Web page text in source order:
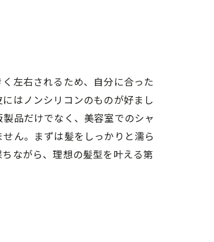
左右されるため、自分に合った
はノンシリコンのものが好まし
品だけでなく、美容室でのシャ
ん。まずは髪をしっかりと濡ら
ながら、理想の髪型を叶える第